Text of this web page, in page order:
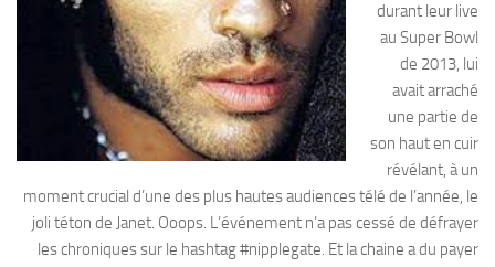
durant leur live
au Super Bowl
de 2013, lui
avait arraché
une partie de
son haut en cuir
révélant, à un
moment crucial d’une des plus hautes audiences télé de l’année, le
joli téton de Janet. Ooops. L’événement n’a pas cessé de défrayer
les chroniques sur le hashtag #nipplegate. Et la chaine a du payer